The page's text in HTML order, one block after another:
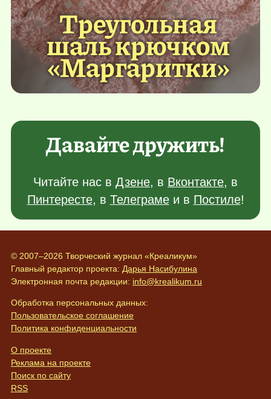
Треугольная
шаль крючком
«Маргаритки»
Давайте дружить!
Читайте нас в Дзене, в Вконтакте, в
Пинтересте, в Телеграмеи в Постиле!
© 2007–2026 Творческий журнал «Креаликум»
Главный редактор проекта: Дарья Насибулина
Электронная почта редакции: info@krealikum.ru
Обработка персональных данных:
Пользовательское соглашение
Политика конфиденциальности
О проекте
Реклама на проекте
Поиск по сайту
RSS